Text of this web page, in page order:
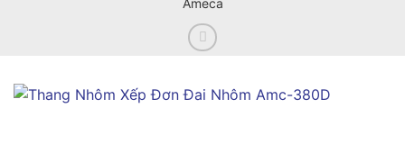
Ameca